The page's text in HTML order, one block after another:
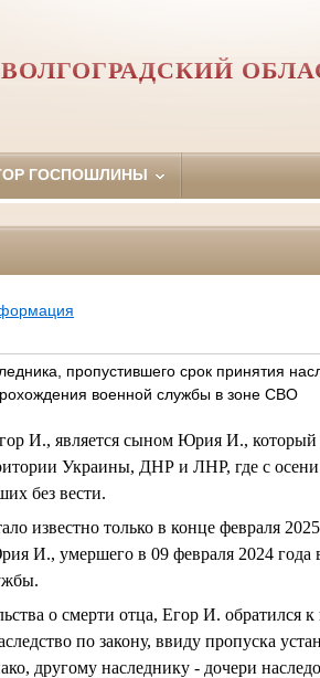
ВОЛГОГРАДСКИЙ
ГОСПОШЛИНЫ
пропустившего срок принятия
военной службы в зоне СВО
И., является сыном Юрия И., который
Украины, ДНР и ЛНР, где с осени
без вести.
известно только в конце февраля
И., умершего в 09 февраля 2024
о смерти отца, Егор И. обратился
по закону, ввиду пропуска
другому наследнику - дочери